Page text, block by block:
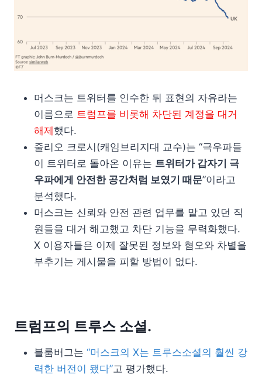
머스크는 트위터를 인수한 뒤 표현의 자유라는
이름으로 트럼프를 비롯해 차단된 계정을 대거
해제했다.
줄리오 크로시(캐임브리지대 교수)는 “극우파들
이 트위터로 돌아온 이유는 트위터가 갑자기 극
우파에게 안전한 공간처럼 보였기 때문”이라고
분석했다.
머스크는 신뢰와 안전 관련 업무를 맡고 있던 직
원들을 대거 해고했고 차단 기능을 무력화했다.
X 이용자들은 이제 잘못된 정보와 혐오와 차별을
부추기는 게시물을 피할 방법이 없다.
트럼프의 트루스 소셜.
블룸버그는 “머스크의 X는 트루스소셜의 훨씬 강
력한 버전이 됐다”고 평가했다.